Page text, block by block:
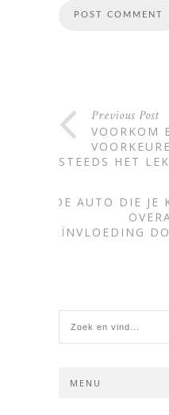
Previous Post
VOORKOM
STEEDS HET
DE AUTO DIE JE
BEÏNVLOEDING
MENU